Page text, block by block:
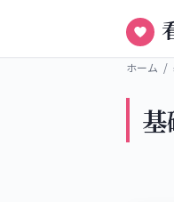
ホーム /